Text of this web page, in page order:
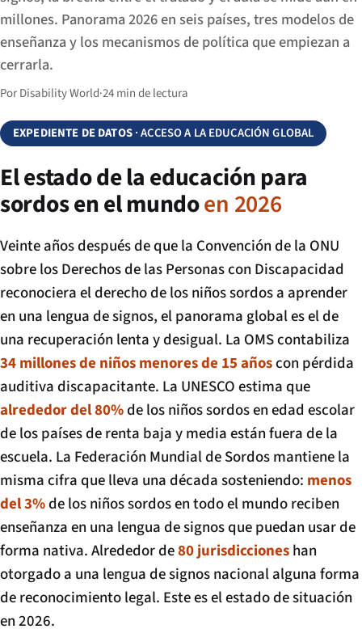
millones. Panorama 2026 en seis países, tres modelos de
enseñanza y los mecanismos de política que empiezan a
cerrarla.
Por Disability World·24 min de lectura
EXPEDIENTE DE DATOS· ACCESO A LA EDUCACIÓN GLOBAL
El estado de la educación para
sordos en el mundoen 2026
Veinte años después de que la Convención de la ONU
sobre los Derechos de las Personas con Discapacidad
reconociera el derecho de los niños sordos a aprender
en una lengua de signos, el panorama global es el de
una recuperación lenta y desigual. La OMS contabiliza
34 millones de niños menores de 15 añoscon pérdida
auditiva discapacitante. La UNESCO estima que
alrededor del 80%de los niños sordos en edad escolar
de los países de renta baja y media están fuera de la
escuela. La Federación Mundial de Sordos mantiene la
misma cifra que lleva una década sosteniendo: menos
del 3%de los niños sordos en todo el mundo reciben
enseñanza en una lengua de signos que puedan usar de
forma nativa. Alrededor de80 jurisdiccioneshan
otorgado a una lengua de signos nacional alguna forma
de reconocimiento legal. Este es el estado de situación
en 2026.